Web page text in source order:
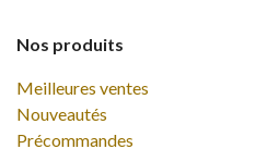
Nos produits
Meilleures ventes
Nouveautés
Précommandes